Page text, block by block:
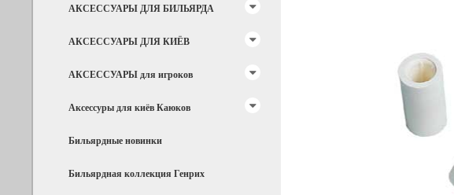
АКСЕССУАРЫ ДЛЯ БИЛЬЯРДА
АКСЕССУАРЫ ДЛЯ КИЁВ
АКСЕССУАРЫ для игроков
Аксессуры для киёв Каюков
Бильярдные новинки
Бильярдная коллекция Генрих